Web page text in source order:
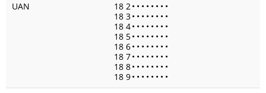
UAN
18 2• • • • • • • •
18 3• • • • • • • •
18 4• • • • • • • •
18 5• • • • • • • •
18 6• • • • • • • •
18 7• • • • • • • •
18 8• • • • • • • •
18 9• • • • • • • •